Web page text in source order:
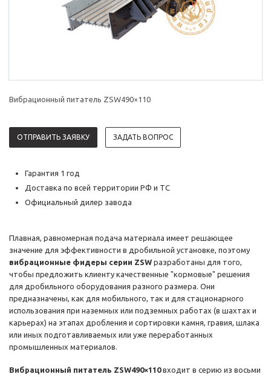
Вибрационный питатель ZSW490×110
ОТПРАВИТЬ ЗАЯВКУ ЗАДАТЬ ВОПРОС
Гарантия 1 год
Доставка по всей территории РФ и ТС
Официальный дилер завода
Плавная, равномерная подача материала имеет решающее
значение для эффективности в дробильной установке, поэтому
вибрационные фидеры серии ZSW разработаны для того,
чтобы предложить клиенту качественные "кормовые" решения
для дробильного оборудования разного размера. Они
предназначены, как для мобильного, так и для стационарного
использования при наземных или подземных работах (в шахтах и
карьерах) на этапах дробления и сортировки камня, гравия, шлака
или иных подготавливаемых или уже переработанных
промышленных материалов.
Вибрационный питатель ZSW490×110входит в серию из восьми